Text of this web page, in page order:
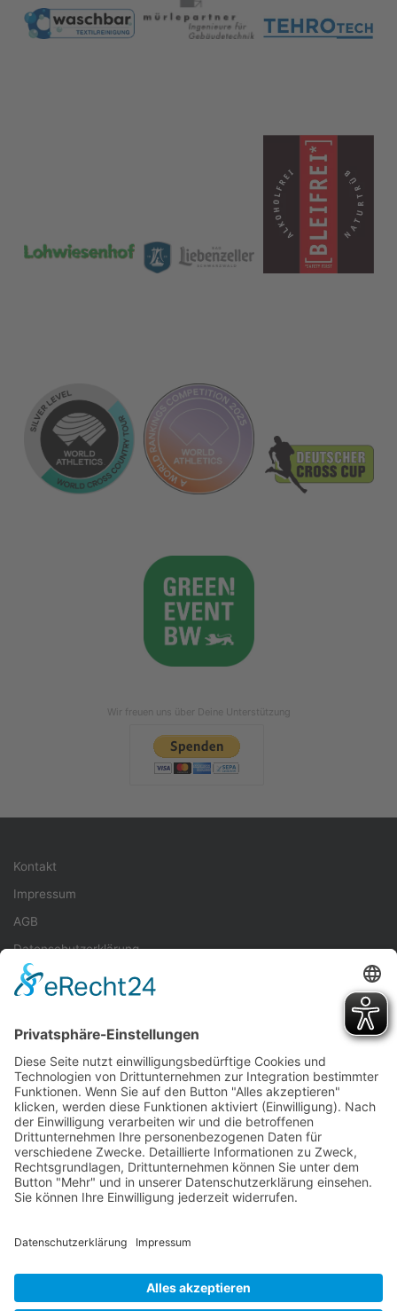
Wir freuen uns über Deine Unterstützung
Kontakt
Impressum
AGB
Datenschutzerklärung
Veranstalter
Quellenangaben
Spenden
Folge uns auf Instagram
Sie müssen dasTieLabs Instagram FeedPlugin installieren, um
diese Funktion nutzen zu können.
Pforzheim| Wir Crosslauf.